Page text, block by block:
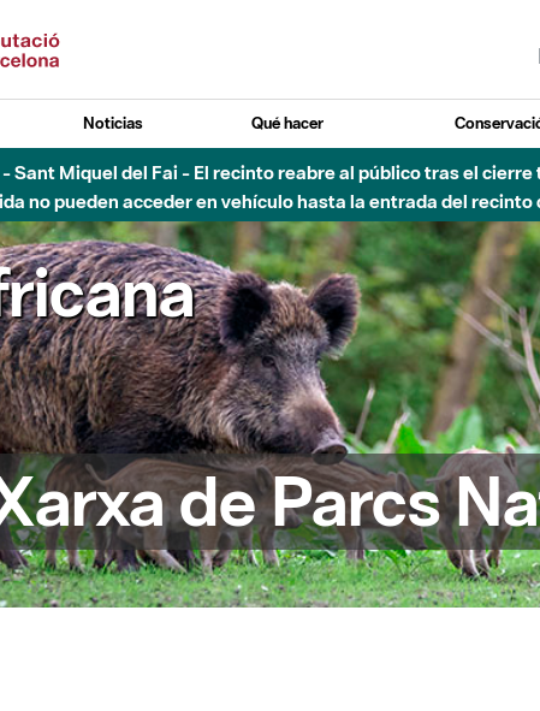
Noticias Qué hacer
Sant Miquel del Fai - El recinto reabre al público tras el
no pueden acceder en vehículo hasta la entrada del
de Parcs